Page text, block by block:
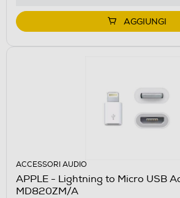
AGGIUNGI
ACCESSORI AUDIO
APPLE - Lightning to Micro USB
MD820ZM/A